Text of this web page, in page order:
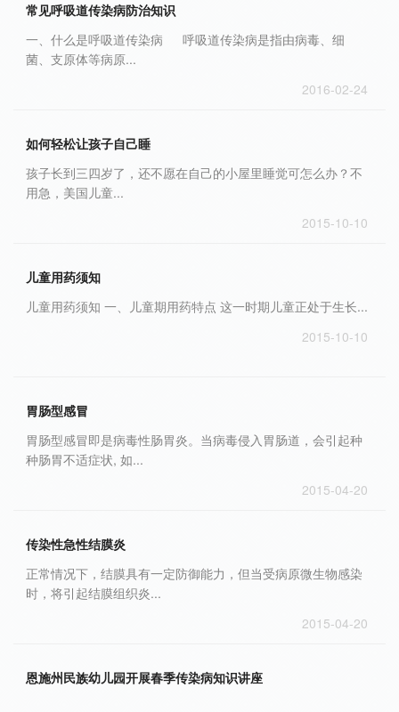
常见呼吸道传染病防治知识
一、什么是呼吸道传染病 呼吸道传染病是指由病毒、细
菌、支原体等病原...
2016-02-24
如何轻松让孩子自己睡
孩子长到三四岁了，还不愿在自己的小屋里睡觉可怎么办？不
用急，美国儿童...
2015-10-10
儿童用药须知
儿童用药须知 一、儿童期用药特点 这一时期儿童正处于生长...
2015-10-10
胃肠型感冒
胃肠型感冒即是病毒性肠胃炎。当病毒侵入胃肠道，会引起种
种肠胃不适症状, 如...
2015-04-20
传染性急性结膜炎
正常情况下，结膜具有一定防御能力，但当受病原微生物感染
时，将引起结膜组织炎...
2015-04-20
恩施州民族幼儿园开展春季传染病知识讲座